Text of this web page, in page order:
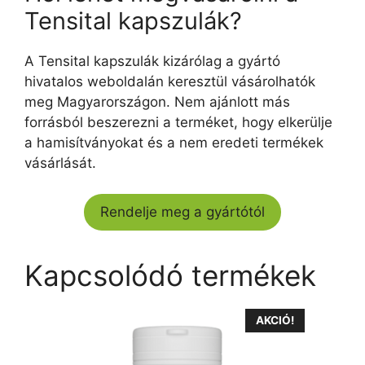
Tensital kapszulák?
A Tensital kapszulák kizárólag a gyártó
hivatalos weboldalán keresztül vásárolhatók
meg Magyarországon. Nem ajánlott más
forrásból beszerezni a terméket, hogy elkerülje
a hamisítványokat és a nem eredeti termékek
vásárlását.
Rendelje meg a gyártótól
Kapcsolódó termékek
AKCIÓ!